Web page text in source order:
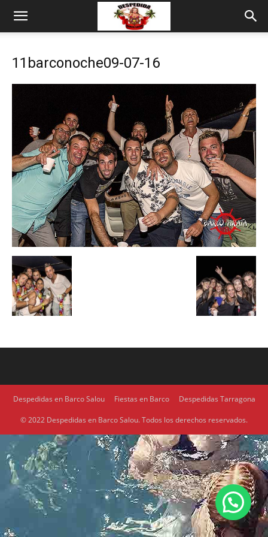
11barconoche09-07-16
Despedidas en Barco Salou Fiestas en Barco Despedidas Tarragona
© 2022 Despedidas en Barco Salou. Todos los derechos reservados.
1